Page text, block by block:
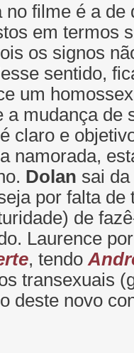
filme é a de
em termos
os signos
sentido,
um
a mudança de
claro e
namorada,
Dolan sai
por falta de
de
Laurence
, tendo
transexuais
deste novo